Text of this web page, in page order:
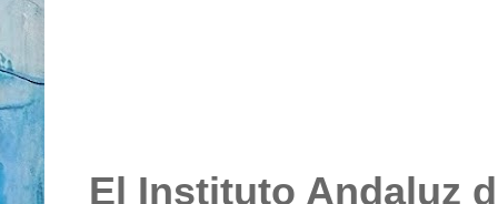
El Instituto Andaluz